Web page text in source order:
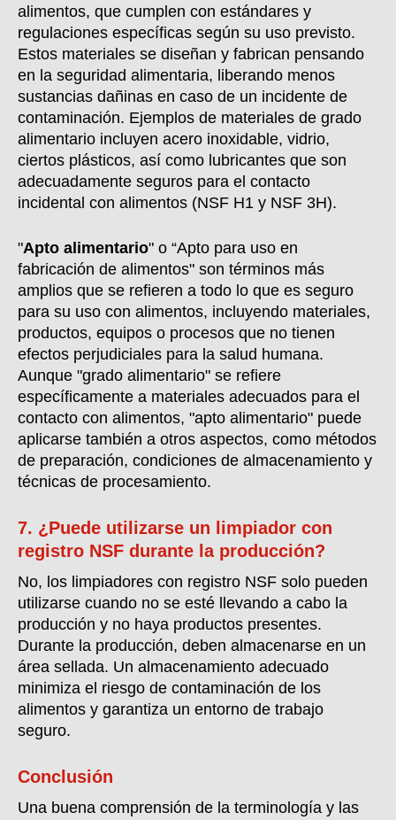
alimentos, que cumplen con estándares y
regulaciones específicas según su uso previsto.
Estos materiales se diseñan y fabrican pensando
en la seguridad alimentaria, liberando menos
sustancias dañinas en caso de un incidente de
contaminación. Ejemplos de materiales de grado
alimentario incluyen acero inoxidable, vidrio,
ciertos plásticos, así como lubricantes que son
adecuadamente seguros para el contacto
incidental con alimentos (NSF H1 y NSF 3H).
"Apto alimentario" o “Apto para uso en
fabricación de alimentos" son términos más
amplios que se refieren a todo lo que es seguro
para su uso con alimentos, incluyendo materiales,
productos, equipos o procesos que no tienen
efectos perjudiciales para la salud humana.
Aunque "grado alimentario" se refiere
específicamente a materiales adecuados para el
contacto con alimentos, "apto alimentario" puede
aplicarse también a otros aspectos, como métodos
de preparación, condiciones de almacenamiento y
técnicas de procesamiento.
7. ¿Puede utilizarse un limpiador con
registro NSF durante la producción?
No, los limpiadores con registro NSF solo pueden
utilizarse cuando no se esté llevando a cabo la
producción y no haya productos presentes.
Durante la producción, deben almacenarse en un
área sellada. Un almacenamiento adecuado
minimiza el riesgo de contaminación de los
alimentos y garantiza un entorno de trabajo
seguro.
Conclusión
Una buena comprensión de la terminología y las